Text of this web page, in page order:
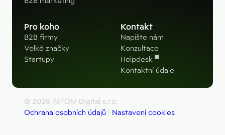
Pro koho
B2B firmy
Velké značky
Startupy
Kontakt
Napište nám
Konzultace
Helpdesk
Kontaktní údaje
© 2026 AITOM Digital s.r.o.
Ochrana osobních údajů | Nastavení cookies